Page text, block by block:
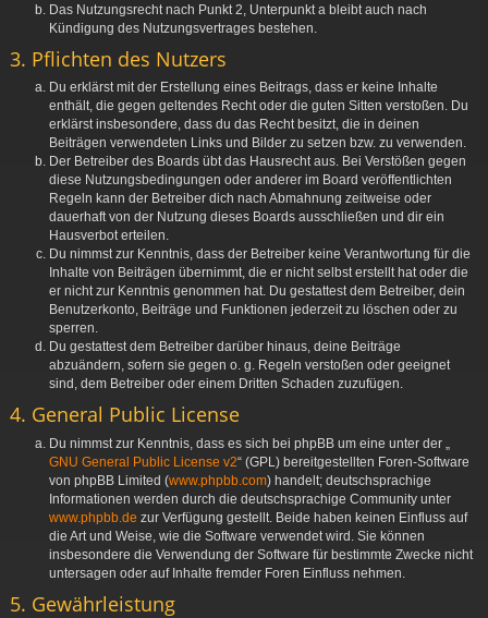
Das Nutzungsrecht nach Punkt 2, Unterpunkt a bleibt auch nach
Kündigung des Nutzungsvertrages bestehen.
3. Pflichten des Nutzers
Du erklärst mit der Erstellung eines Beitrags, dass er keine Inhalte
enthält, die gegen geltendes Recht oder die guten Sitten verstoßen. Du
erklärst insbesondere, dass du das Recht besitzt, die in deinen
Beiträgen verwendeten Links und Bilder zu setzen bzw. zu verwenden.
Der Betreiber des Boards übt das Hausrecht aus. Bei Verstößen gegen
diese Nutzungsbedingungen oder anderer im Board veröffentlichten
Regeln kann der Betreiber dich nach Abmahnung zeitweise oder
dauerhaft von der Nutzung dieses Boards ausschließen und dir ein
Hausverbot erteilen.
Du nimmst zur Kenntnis, dass der Betreiber keine Verantwortung für die
Inhalte von Beiträgen übernimmt, die er nicht selbst erstellt hat oder die
er nicht zur Kenntnis genommen hat. Du gestattest dem Betreiber, dein
Benutzerkonto, Beiträge und Funktionen jederzeit zu löschen oder zu
sperren.
Du gestattest dem Betreiber darüber hinaus, deine Beiträge
abzuändern, sofern sie gegen o. g. Regeln verstoßen oder geeignet
sind, dem Betreiber oder einem Dritten Schaden zuzufügen.
4. General Public License
Du nimmst zur Kenntnis, dass es sich bei phpBB um eine unter der „
GNU General Public License v2“ (GPL) bereitgestellten Foren-Software
von phpBB Limited (www.phpbb.com) handelt; deutschsprachige
Informationen werden durch die deutschsprachige Community unter
www.phpbb.de zur Verfügung gestellt. Beide haben keinen Einfluss auf
die Art und Weise, wie die Software verwendet wird. Sie können
insbesondere die Verwendung der Software für bestimmte Zwecke nicht
untersagen oder auf Inhalte fremder Foren Einfluss nehmen.
5. Gewährleistung